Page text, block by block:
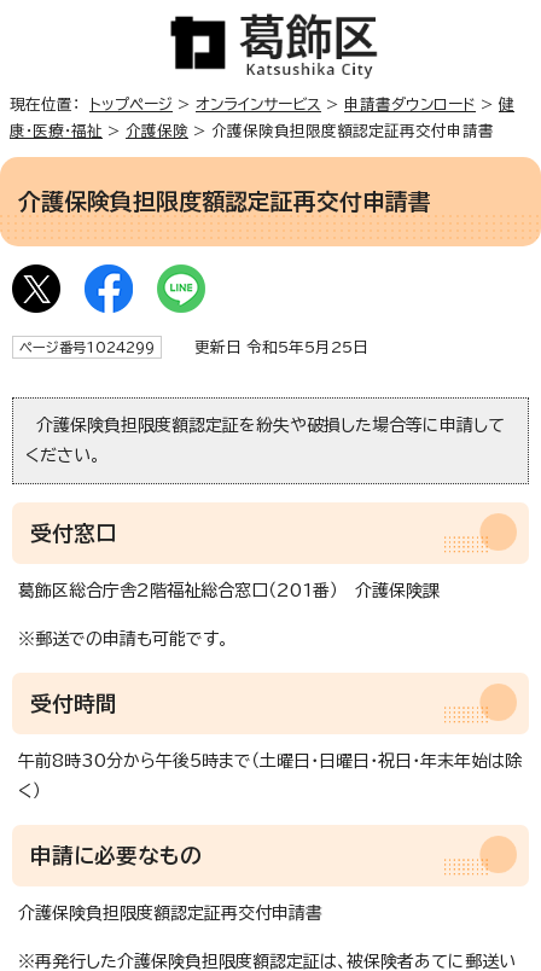
現在位置： トップページ > オンラインサービス > 申請書ダウンロード > 健
康・医療・福祉 > 介護保険 > 介護保険負担限度額認定証再交付申請書
介護保険負担限度額認定証再交付申請書
ページ番号1024299 更新日 令和5年5月25日
介護保険負担限度額認定証を紛失や破損した場合等に申請して
ください。
受付窓口
葛飾区総合庁舎2階福祉総合窓口（201番） 介護保険課
※郵送での申請も可能です。
受付時間
午前8時30分から午後5時まで（土曜日・日曜日・祝日・年末年始は除
く）
申請に必要なもの
介護保険負担限度額認定証再交付申請書
※再発行した介護保険負担限度額認定証は、被保険者あてに郵送い